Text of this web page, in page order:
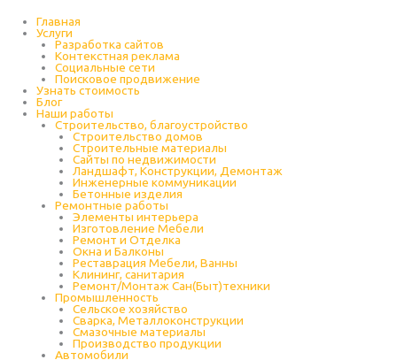
Главная
Услуги
Разработка сайтов
Контекстная реклама
Социальные сети
Поисковое продвижение
Узнать стоимость
Блог
Наши работы
Строительство, благоустройство
Строительство домов
Строительные материалы
Сайты по недвижимости
Ландшафт, Конструкции, Демонтаж
Инженерные коммуникации
Бетонные изделия
Ремонтные работы
Элементы интерьера
Изготовление Мебели
Ремонт и Отделка
Окна и Балконы
Реставрация Мебели, Ванны
Клининг, санитария
Ремонт/Монтаж Сан(Быт)техники
Промышленность
Cельское хозяйство
Сварка, Металлоконструкции
Cмазочные материалы
Производство продукции
Автомобили